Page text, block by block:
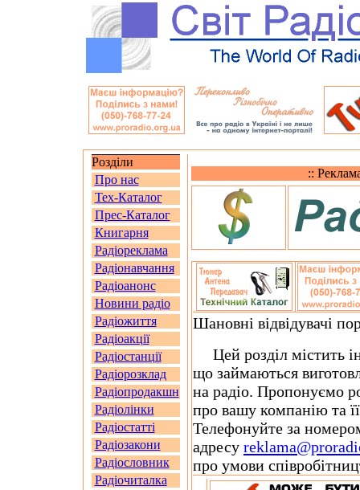
Розділи
Про нас
Тех-Каталог
Прес-Каталог
Книгарня
Радіореклама
Радіонавчання
Радіоанонс
Новини радіо
Радіожиття
Радіоакції
Радіостанції
Радіорозклад
Радіопродакшн
Радіолінки
Радіостатті
Радіозакони
Радіословник
Радіочиталка
::
Шановні відвідувачі
Цей розділ містить
що займаються
на радіо. Пропонуємо
про вашу компанію та
Телефонуйте за
адресу
про умови